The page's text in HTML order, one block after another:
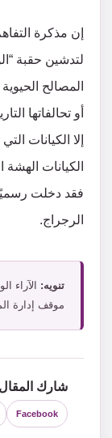
إن مذكرة
لتدشين حقبة
المصالح
أو تحالفاتها
إلا الكيانات
الكيانات
فقد دخلت
الرجراج.
تنويه: الآراء
موقف إدارة
شارك المقال
Facebook